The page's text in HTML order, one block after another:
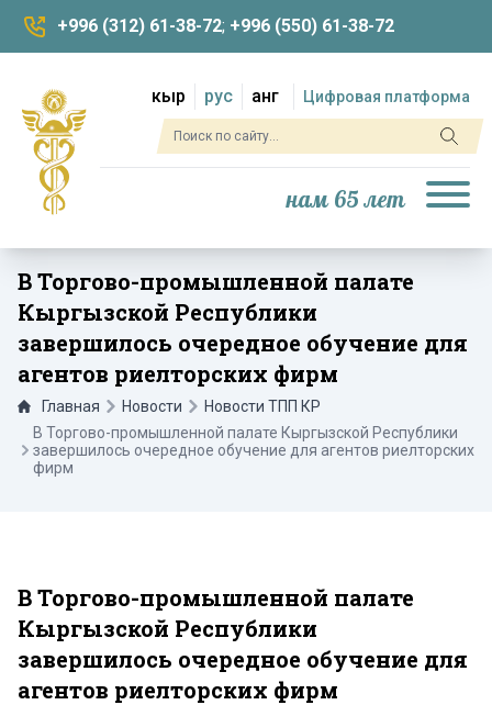
+996 (312) 61-38-72; +996 (550) 61-38-72
кыр рус анг Цифровая платформа
нам 65 лет
В Торгово-промышленной палате
Кыргызской Республики
завершилось очередное обучение для
агентов риелторских фирм
Главная Новости
Новости ТПП КР
В Торгово-промышленной палате Кыргызской Республики
завершилось очередное обучение для агентов риелторских
фирм
В Торгово-промышленной палате
Кыргызской Республики
завершилось очередное обучение для
агентов риелторских фирм